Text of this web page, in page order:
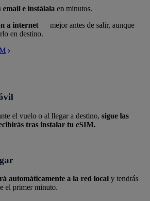
email e instálala en minutos.
a internet — mejor antes de salir, aunque
en destino.
el vuelo o al llegar a destino, sigue las
tras instalar tu eSIM.
automáticamente a la red local y tendrás
el primer minuto.